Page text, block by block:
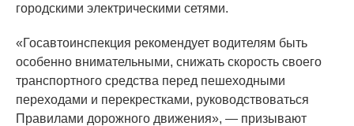
городскими электрическими сетями.
«Госавтоинспекция рекомендует водителям быть
особенно внимательными, снижать скорость своего
транспортного средства перед пешеходными
переходами и перекрестками, руководствоваться
Правилами дорожного движения», — призывают